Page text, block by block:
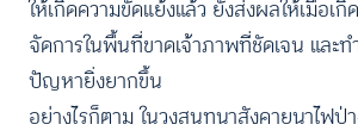
ให้เกิดความขัดแย้งแล้ว ยังส่งผลให้เมื่อเ
จัดการในพื้นที่ขาดเจ้าภาพที่ชัดเจน และ
ปัญหายิ่งยากขึ้น
อย่างไรก็ตาม ในวงสนทนาสังคายนาไฟ
ACCESS IBILITY
ขนาดตัวอักษร